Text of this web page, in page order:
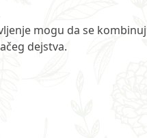
mogu da se
dejstva.